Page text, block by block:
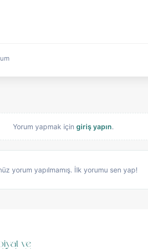
Yorum yapmak için giriş yapın.
yorum yapılmamış. İlk yorumu sen yap!